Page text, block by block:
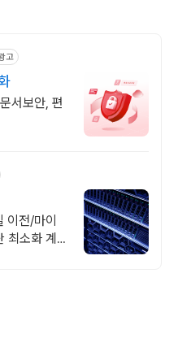
고
서보안, 편
이전/마이
최소화 계